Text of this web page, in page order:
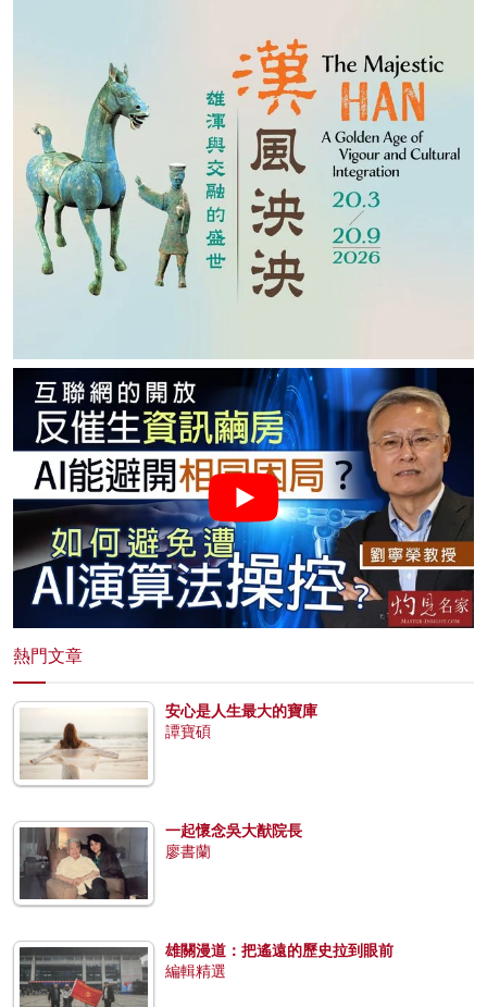
熱門文章
安心是人生最大的寶庫
譚寶碩
一起懷念吳大猷院長
廖書蘭
雄關漫道：把遙遠的歷史拉到眼前
編輯精選